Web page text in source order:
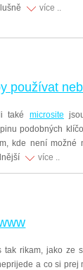
více ..
používat
také microsite
podobných
kde není
více ..
rikam, jako
a co si